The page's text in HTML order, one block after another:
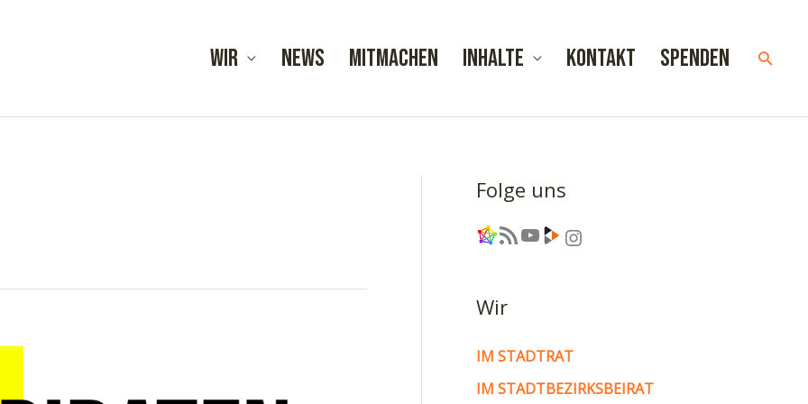
Wir News Mitmachen Inhalte Kontakt Spenden
Folge uns
Link RSS-Feed YouTube Link Instagram
Wir
IM STADTRAT
IM STADTBEZIRKSBEIRAT